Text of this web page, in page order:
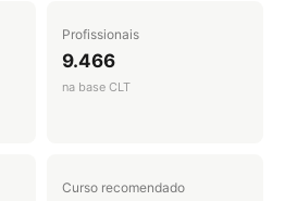
Profissionais
9.466
na base CLT
Curso recomendado